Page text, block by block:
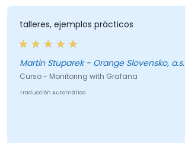
talleres, ejemplos prácticos
Martin Stuparek - Orange Slovensko, a.s.
Curso - Monitoring with Grafana
Traducción Automática